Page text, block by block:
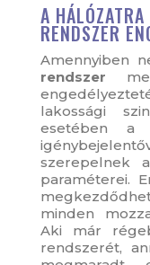
A
RENDSZER
Amennyiben
rendszer
lakossági
esetében a
szerepelnek
paraméterei.
minden
Aki már
rendszerét,